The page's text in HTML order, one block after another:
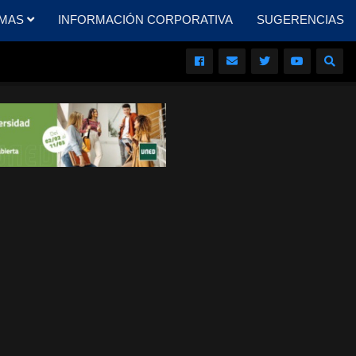
INFORMACIÓN CORPORATIVA SUGERENCIAS